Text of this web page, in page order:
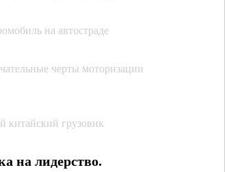
на автостраде
черты моторизации
китайский грузовик
на лидерство.